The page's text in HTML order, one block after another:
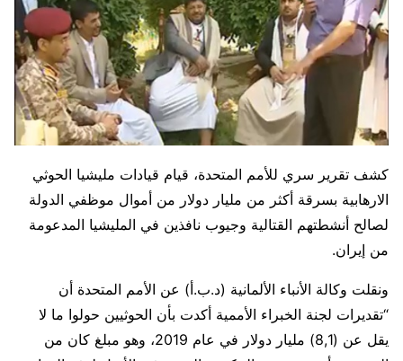
كشف تقرير سري للأمم المتحدة، قيام قيادات مليشيا الحوثي
الارهابية بسرقة أكثر من مليار دولار من أموال موظفي الدولة
لصالح أنشطتهم القتالية وجيوب نافذين في المليشيا المدعومة
من إيران.
ونقلت وكالة الأنباء الألمانية (د.ب.أ) عن الأمم المتحدة أن
“تقديرات لجنة الخبراء الأممية أكدت بأن الحوثيين حولوا ما لا
يقل عن (8,1) مليار دولار في عام 2019، وهو مبلغ كان من